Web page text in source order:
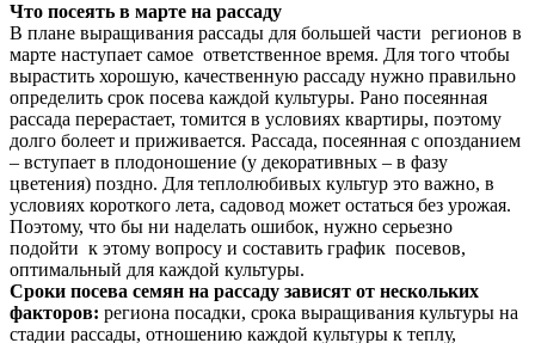
Что посеять в марте на рассаду
В плане выращивания рассады для большей части регионов в
марте наступает самое ответственное время. Для того чтобы
вырастить хорошую, качественную рассаду нужно правильно
определить срок посева каждой культуры. Рано посеянная
рассада перерастает, томится в условиях квартиры, поэтому
долго болеет и приживается. Рассада, посеянная с опозданием
– вступает в плодоношение (у декоративных – в фазу
цветения) поздно. Для теплолюбивых культур это важно, в
условиях короткого лета, садовод может остаться без урожая.
Поэтому, что бы ни наделать ошибок, нужно серьезно
подойти к этому вопросу и составить график посевов,
оптимальный для каждой культуры.
Сроки посева семян на рассаду зависят от нескольких
факторов: региона посадки, срока выращивания культуры на
стадии рассады, отношению каждой культуры к теплу,